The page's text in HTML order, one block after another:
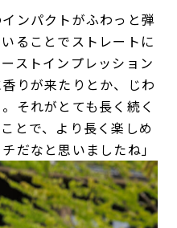
ンパクトがふわっと弾
ることでストレートに
ストインプレッション
りが来たりとか、じわ
それがとても長く続く
とで、より長く楽しめ
だなと思いましたね」